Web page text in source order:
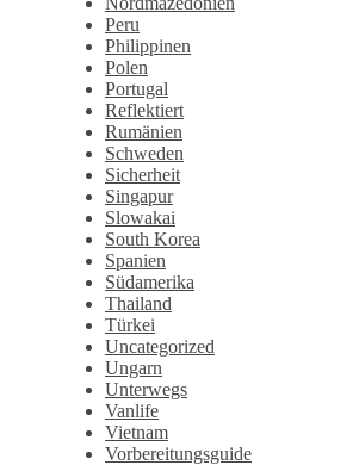
Peru
Philippinen
Polen
Portugal
Reflektiert
Rumänien
Schweden
Sicherheit
Singapur
Slowakai
South Korea
Spanien
Südamerika
Thailand
Türkei
Uncategorized
Ungarn
Unterwegs
Vanlife
Vietnam
Vorbereitungsguide